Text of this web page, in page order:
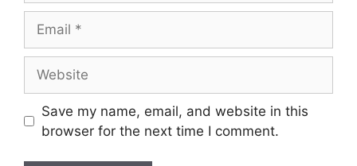
Save my name, email, and website in this
browser for the next time I comment.